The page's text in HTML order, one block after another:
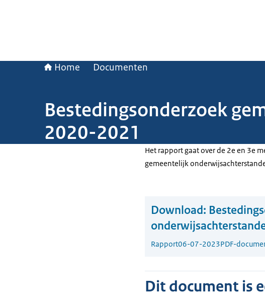
Home Documenten
Bestedingsonderzoek
2020-2021
Het rapport gaat over de 2e en 3e
gemeentelijk
Download:
Rapport06-07-2023PDF-
Dit document is